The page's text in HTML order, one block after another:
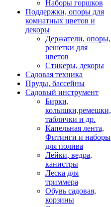
Наборы горшков
Поддержки, опоры для
комнатных цветов и
декоры
Держатели, опоры,
решетки для
цветов
Стикеры, декоры
Садовая техника
Пруды, бассейны
Садовый инструмент
Бирки,
колышки,ремешки,
таблички и др.
Капельная лента,
Фитинги и наборы
для полива
Лейки, ведра,
канистры
Леска для
триммера
Обувь садовая,
корзины